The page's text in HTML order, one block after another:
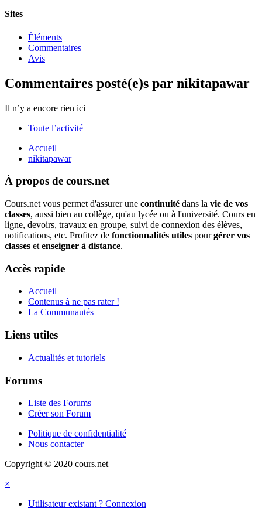
Sites
Éléments
Commentaires
Avis
Commentaires posté(e)s par nikitapawar
Il n’y a encore rien ici
Toute l’activité
Accueil
nikitapawar
À propos de cours.net
Cours.net vous permet d'assurer une continuité dans la vie de vos
classes, aussi bien au collège, qu'au lycée ou à l'université. Cours en
ligne, devoirs, travaux en groupe, suivi de connexion des élèves,
notifications, etc. Profitez de fonctionnalités utiles pourgérer vos
classes et enseigner à distance.
Accès rapide
Accueil
Contenus à ne pas rater !
La Communautés
Liens utiles
Actualités et tutoriels
Forums
Liste des Forums
Créer son Forum
Politique de confidentialité
Nous contacter
Copyright © 2020 cours.net
×
Utilisateur existant ? Connexion